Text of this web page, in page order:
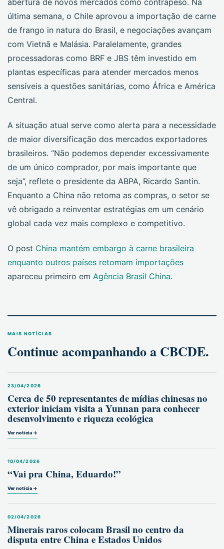
abertura de novos mercados como contrapeso. Na
última semana, o Chile aprovou a importação de carne
de frango in natura do Brasil, e negociações avançam
com Vietnã e Malásia. Paralelamente, grandes
processadoras como BRF e JBS têm investido em
plantas específicas para atender mercados menos
sensíveis a questões sanitárias, como África e América
Central.
A situação atual serve como alerta para a necessidade
de maior diversificação dos mercados exportadores
brasileiros. “Não podemos depender excessivamente
de um único comprador, por mais importante que
seja”, reflete o presidente da ABPA, Ricardo Santin.
Enquanto a China não retoma as compras, o setor se
vê obrigado a reinventar estratégias em um cenário
global cada vez mais complexo e competitivo.
O post China mantém embargo à carne brasileira
enquanto outros países retomam importações
apareceu primeiro em Agência Brasil China.
MAIS NOTÍCIAS
Continue acompanhando a CBCDE.
23/04/2026
Cerca de 50 representantes de mídias chinesas no
exterior iniciam visita a Yunnan para conhecer
desenvolvimento e riqueza ecológica
Ver notícia →
10/04/2026
“Vai pra China, Eduardo!”
Ver notícia →
02/04/2026
Minerais raros colocam Brasil no centro da
disputa entre China e Estados Unidos